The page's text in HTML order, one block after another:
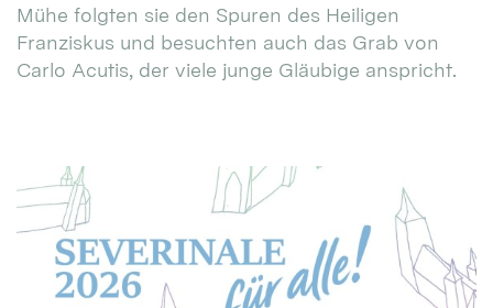
Mühe folgten sie den Spuren des Heiligen
Franziskus und besuchten auch das Grab von
Carlo Acutis, der viele junge Gläubige anspricht.